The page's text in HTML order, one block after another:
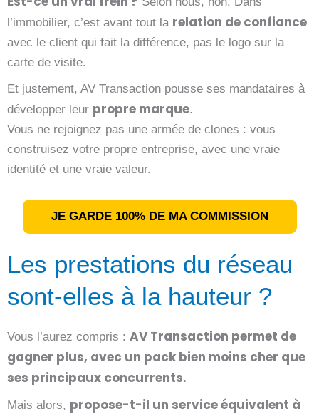
l’immobilier, c’est avant tout la relation de confiance
avec le client qui fait la différence, pas le logo sur la
carte de visite.
Et justement, AV Transaction pousse ses mandataires à
développer leur propre marque.
Vous ne rejoignez pas une armée de clones : vous
construisez votre propre entreprise, avec une vraie
identité et une vraie valeur.
JE GARDE 100% DE MA COMMISSION
Les prestations du réseau
sont-elles à la hauteur ?
Vous l’aurez compris : AV Transaction permet de
gagner plus, avec un pack bien moins cher que
ses principaux concurrents.
Mais alors, propose-t-il un service équivalent à